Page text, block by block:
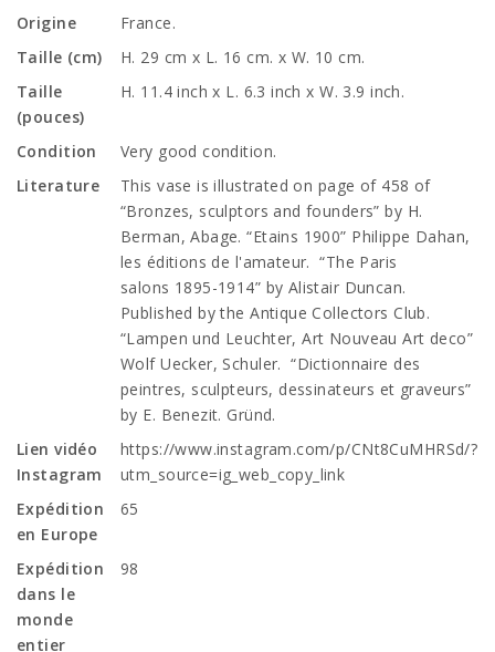
Origine
France.
Taille (cm)
H. 29 cm x L. 16 cm. x W. 10 cm.
Taille
(pouces)
H. 11.4 inch x L. 6.3 inch x W. 3.9 inch.
Condition
Very good condition.
Literature
This vase is illustrated on page of 458 of
“Bronzes, sculptors and founders” by H.
Berman, Abage. “Etains 1900” Philippe Dahan,
les éditions de l'amateur. “The Paris
salons 1895-1914” by Alistair Duncan.
Published by the Antique Collectors Club.
“Lampen und Leuchter, Art Nouveau Art deco”
Wolf Uecker, Schuler. “Dictionnaire des
peintres, sculpteurs, dessinateurs et graveurs”
by E. Benezit. Gründ.
Lien vidéo
Instagram
https://www.instagram.com/p/CNt8CuMHRSd/?
utm_source=ig_web_copy_link
Expédition
en Europe
65
Expédition
dans le
monde
entier
98